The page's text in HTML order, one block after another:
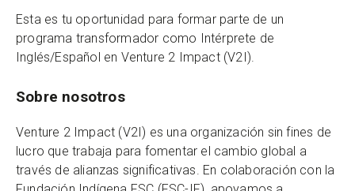
Esta es tu oportunidad para formar parte de un
programa transformador como Intérprete de
Inglés/Español en Venture 2 Impact (V2I).
Sobre nosotros
Venture 2 Impact (V2I) es una organización sin fines de
lucro que trabaja para fomentar el cambio global a
través de alianzas significativas. En colaboración con la